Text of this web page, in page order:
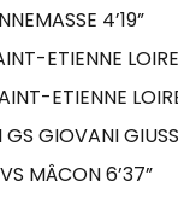
4’19”
ETIENNE LOIRE
ETIENNE
GIOVANI
MÂCON 6’37”